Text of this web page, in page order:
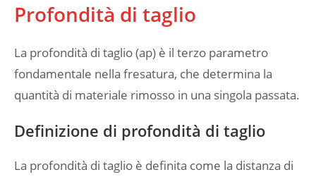
Profondità di taglio
La profondità di taglio (ap) è il terzo parametro
fondamentale nella fresatura, che determina la
quantità di materiale rimosso in una singola passata.
Definizione di profondità di taglio
La profondità di taglio è definita come la distanza di